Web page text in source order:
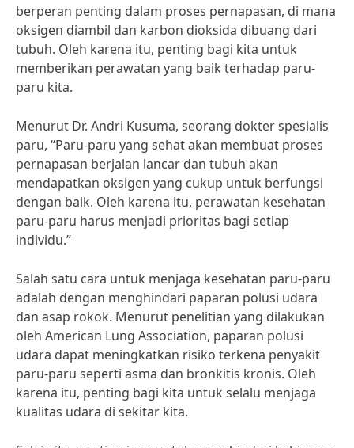
berperan penting dalam proses pernapasan, di mana
oksigen diambil dan karbon dioksida dibuang dari
tubuh. Oleh karena itu, penting bagi kita untuk
memberikan perawatan yang baik terhadap paru-
paru kita.
Menurut Dr. Andri Kusuma, seorang dokter spesialis
paru, “Paru-paru yang sehat akan membuat proses
pernapasan berjalan lancar dan tubuh akan
mendapatkan oksigen yang cukup untuk berfungsi
dengan baik. Oleh karena itu, perawatan kesehatan
paru-paru harus menjadi prioritas bagi setiap
individu.”
Salah satu cara untuk menjaga kesehatan paru-paru
adalah dengan menghindari paparan polusi udara
dan asap rokok. Menurut penelitian yang dilakukan
oleh American Lung Association, paparan polusi
udara dapat meningkatkan risiko terkena penyakit
paru-paru seperti asma dan bronkitis kronis. Oleh
karena itu, penting bagi kita untuk selalu menjaga
kualitas udara di sekitar kita.